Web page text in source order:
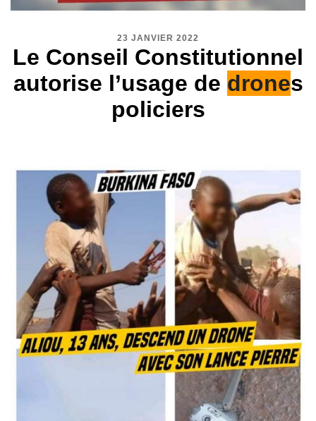
23 JANVIER 2022
Le Conseil Constitutionnel
autorise l’usage de drones
policiers